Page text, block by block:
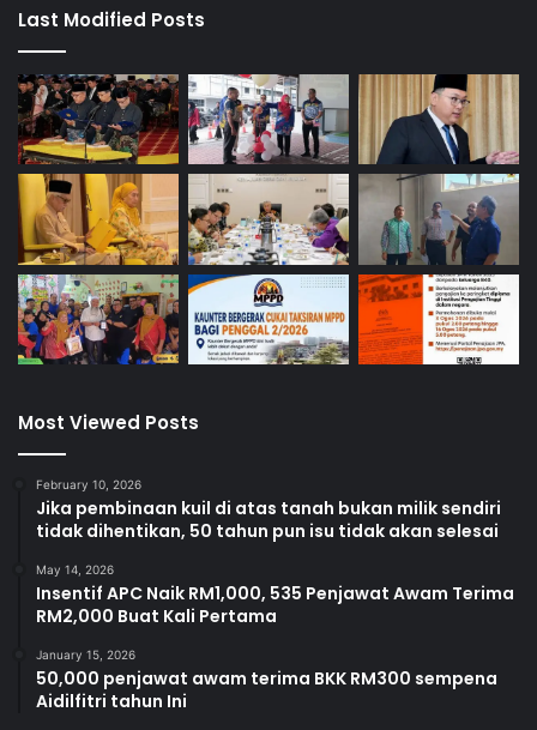
Last Modified Posts
Most Viewed Posts
February 10, 2026
Jika pembinaan kuil di atas tanah bukan milik sendiri
tidak dihentikan, 50 tahun pun isu tidak akan selesai
May 14, 2026
Insentif APC Naik RM1,000, 535 Penjawat Awam Terima
RM2,000 Buat Kali Pertama
January 15, 2026
50,000 penjawat awam terima BKK RM300 sempena
Aidilfitri tahun Ini